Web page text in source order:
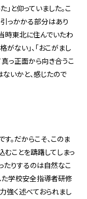
と仰っていました。こ
っかかる部分はあり
当時東北に住んでいたわ
ない」、「おこがまし
真っ正面から向き合うこ
いかと、感じたので
。だからこそ、このま
ことを躊躇してしまっ
たりするのは自然なこ
た学校安全指導者研修
強く述べておられまし